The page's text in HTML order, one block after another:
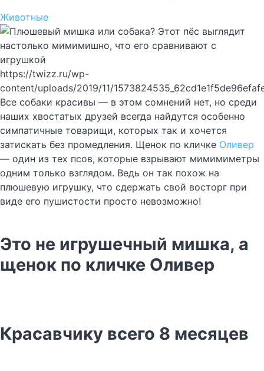
Животные
https://twizz.ru/wp-
content/uploads/2019/11/
Все собаки красивы — в этом сомнений нет, но среди
наших хвостатых друзей всегда найдутся особенно
симпатичные товарищи, которых так и хочется
затискать без промедления. Щенок по кличке Оливер
— один из тех псов, которые взрывают мимимиметры
одним только взглядом. Ведь он так похож на
плюшевую игрушку, что сдержать свой восторг при
виде его пушистости просто невозможно!
Это не игрушечный мишка, а
щенок по кличке Оливер
Красавчику всего 8 месяцев